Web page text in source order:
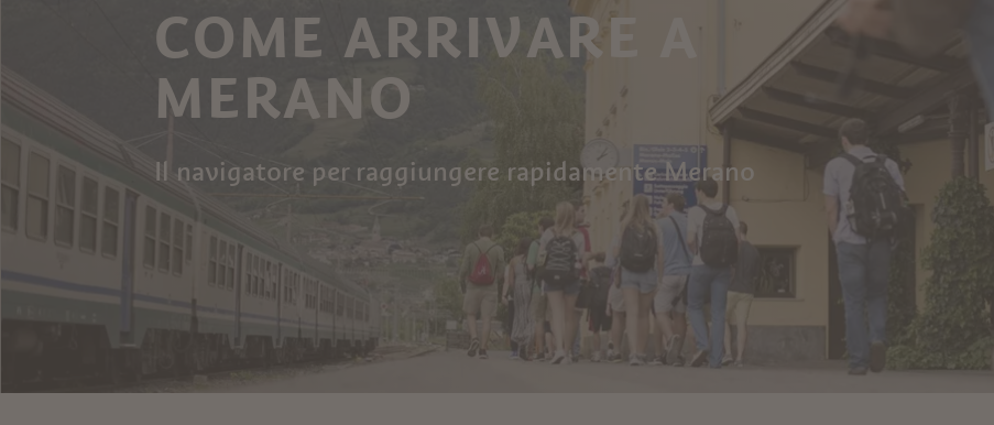
COME ARRIVARE A
MERANO
Il navigatore per raggiungere rapidamente Merano